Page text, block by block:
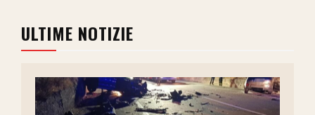
ULTIME NOTIZIE